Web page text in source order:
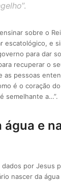
”.
sobre o
escatológico, e
para dar
recuperar o
as pessoas
é o coração
semelhante a…”.
água e
por Jesus
nascer da